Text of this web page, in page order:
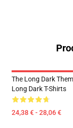
The Long Dark
Long Dark T-Shirts
24,38 € - 28,06 €